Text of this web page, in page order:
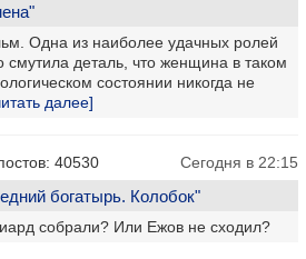
Одна из наиболее удачных ролей
смутила деталь, что женщина в таком
состоянии никогда не
далее]
40530 Сегодня в 22:15
богатырь. Колобок"
собрали? Или Ежов не сходил?